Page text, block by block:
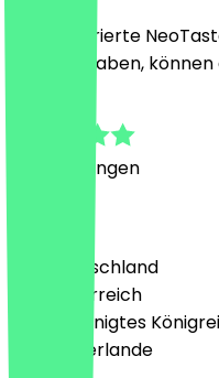
Nur registrierte
besucht haben,
Bewertungen
🇩🇪 Deutschland
🇦🇹 Österreich
🇬🇧 Vereinigtes
🇳🇱 Niederlande